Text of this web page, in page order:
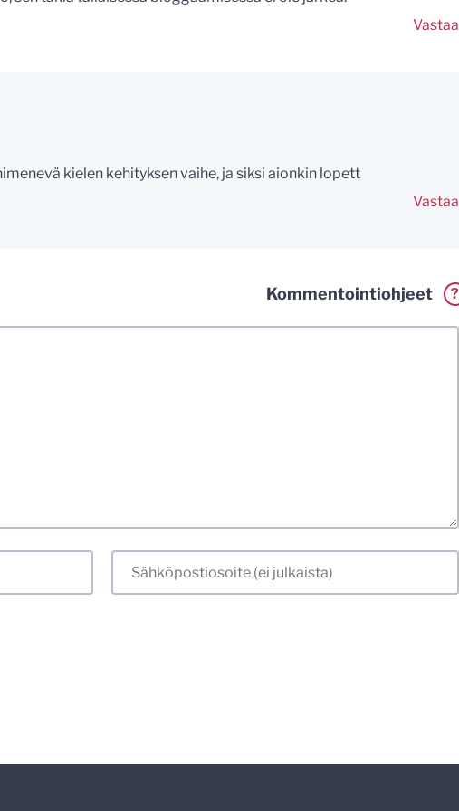
Vastaa
kielen kehityksen vaihe, ja siksi aionkin lopett
Vastaa
Kommentointiohjeet
?
ja mielipiteitäni saa ilman muuta kritisoida. Muistathan silti
alatyyliset kommentit, mainokset sekä tietenkin laittomat